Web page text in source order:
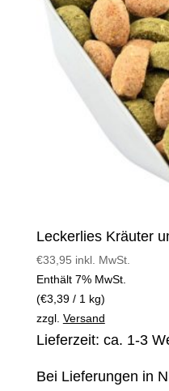
Leckerlies Kräuter
€33,95 inkl. MwSt.
Enthält 7% MwSt.
(€3,39/ 1 kg)
zzgl. Versand
Lieferzeit: ca. 1-3
Bei Lieferungen in